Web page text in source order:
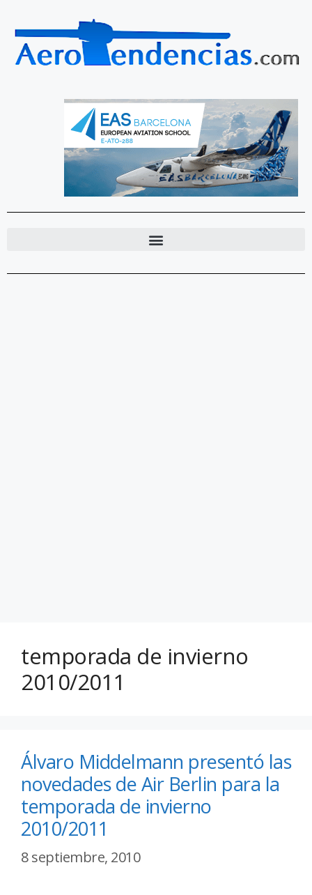
temporada de invierno
2010/2011
Álvaro Middelmann presentó las
novedades de Air Berlin para la
temporada de invierno
2010/2011
8 septiembre, 2010